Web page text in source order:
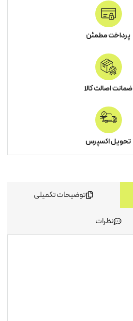
پرداخت مطمئن
ضمانت اصالت کالا
تحویل اکسپرس
توضیحات تکمیلی
نظرات